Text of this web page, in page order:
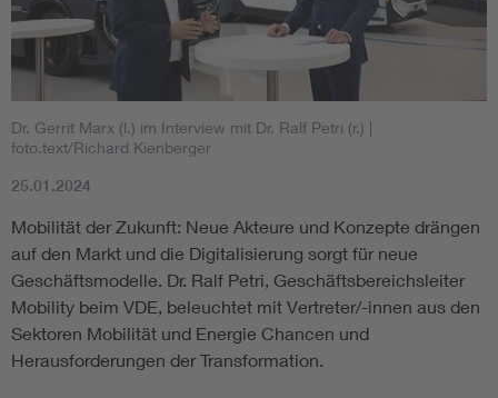
Dr. Gerrit Marx (l.) im Interview mit Dr. Ralf Petri (r.) |
foto.text/Richard Kienberger
25.01.2024
Mobilität der Zukunft: Neue Akteure und Konzepte drängen
auf den Markt und die Digitalisierung sorgt für neue
Geschäftsmodelle. Dr. Ralf Petri, Geschäftsbereichsleiter
Mobility beim VDE, beleuchtet mit Vertreter/-innen aus den
Sektoren Mobilität und Energie Chancen und
Herausforderungen der Transformation.